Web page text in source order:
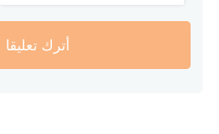
أترك تعليقا